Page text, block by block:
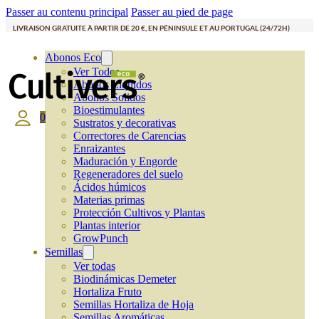
Passer au contenu principal Passer au pied de page
LIVRAISON GRATUITE À PARTIR DE 20 €, EN PÉNINSULE ET AU PORTUGAL (24/72H)
Abonos Eco
Ver Todos
Abonos Líquidos
Abonos Solidos
Bioestimulantes
Sustratos y decorativas
Correctores de Carencias
Enraizantes
Maduración y Engorde
Regeneradores del suelo
Ácidos húmicos
Materias primas
Protección Cultivos y Plantas
Plantas interior
GrowPunch
Semillas
Ver todas
Biodinámicas Demeter
Hortaliza Fruto
Semillas Hortaliza de Hoja
0